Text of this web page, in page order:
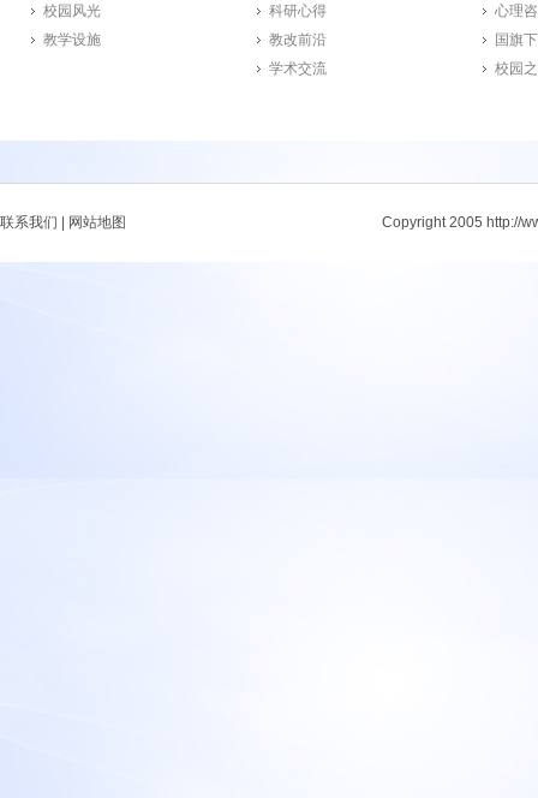
校园风光
教学设施
科研心得
教改前沿
学术交流
心理
国旗
校园
联系我们 网站地图 Copyright 2005 http://